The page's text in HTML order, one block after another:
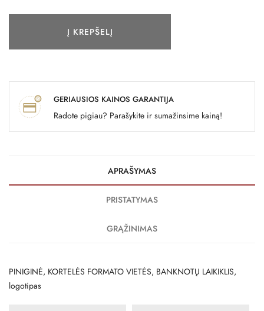
Į KREPŠELĮ
GERIAUSIOS KAINOS GARANTIJA
Radote pigiau? Parašykite ir sumažinsime kainą!
APRAŠYMAS
PRISTATYMAS
GRĄŽINIMAS
PINIGINĖ, KORTELĖS FORMATO VIETĖS, BANKNOTŲ LAIKIKLIS,
logotipas